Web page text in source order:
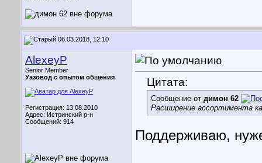
06.03.2018, 12:10
AlexeyP
Senior Member
Уазовод с опытом общения
Регистрация: 13.08.2010
Адрес: Истринский р-н
Сообщений: 914
Цитата:
Сообщение от димон 62
Расширение ассортимента
Поддерживаю,